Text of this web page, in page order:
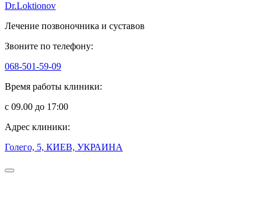
Dr.Loktionov
Лечение позвоночника и суставов
Звоните по телефону:
068-501-59-09
Время работы клиники:
с 09.00 до 17:00
Адрес клиники:
Голего, 5, КИЕВ, УКРАИНА